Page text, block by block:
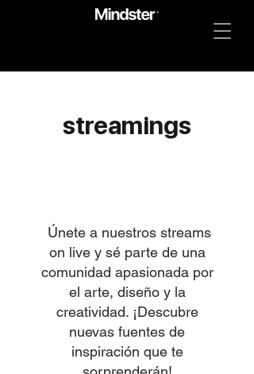
streamings
Únete a nuestros streams
on live y sé parte de una
comunidad apasionada por
el arte, diseño y la
creatividad. ¡Descubre
nuevas fuentes de
inspiración que te